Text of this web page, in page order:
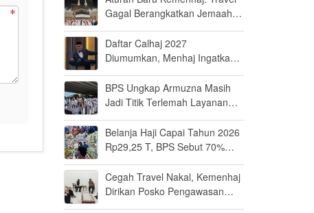
Gagal Berangkatkan Jemaah
Daftar Calhaj 2027
Diumumkan, Menhaj Ingatkan
BPS Ungkap Armuzna Masih
Jadi Titik Terlemah Layanan
Belanja Haji Capai Tahun 2026
Rp29,25 T, BPS Sebut 70%
Saudi
Cegah Travel Nakal, Kemenhaj
Dirikan Posko Pengawasan